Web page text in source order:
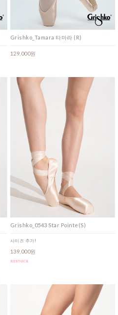
Grishko_Tamara 타마라 (R)
129,000원
Grishko_0543 Star Pointe(S)
사이즈 추가!
139,000원